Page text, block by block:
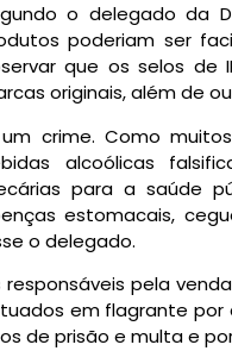
o delegado da
poderiam ser
que os selos de
originais, além de
um crime. Como
alcoólicas
para a saúde
estomacais,
o delegado.
responsáveis pela
em flagrante por
de prisão e multa e